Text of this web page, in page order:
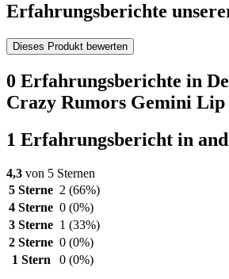
Erfahrungsberichte
Dieses Produkt bewerten
0 Erfahrungsberichte in
Crazy Rumors Gemini Lip
1 Erfahrungsbericht in
4,3 von 5 Sternen
5 Sterne 2 (66%)
4 Sterne 0 (0%)
3 Sterne 1 (33%)
2 Sterne 0 (0%)
1 Stern
0 (0%)